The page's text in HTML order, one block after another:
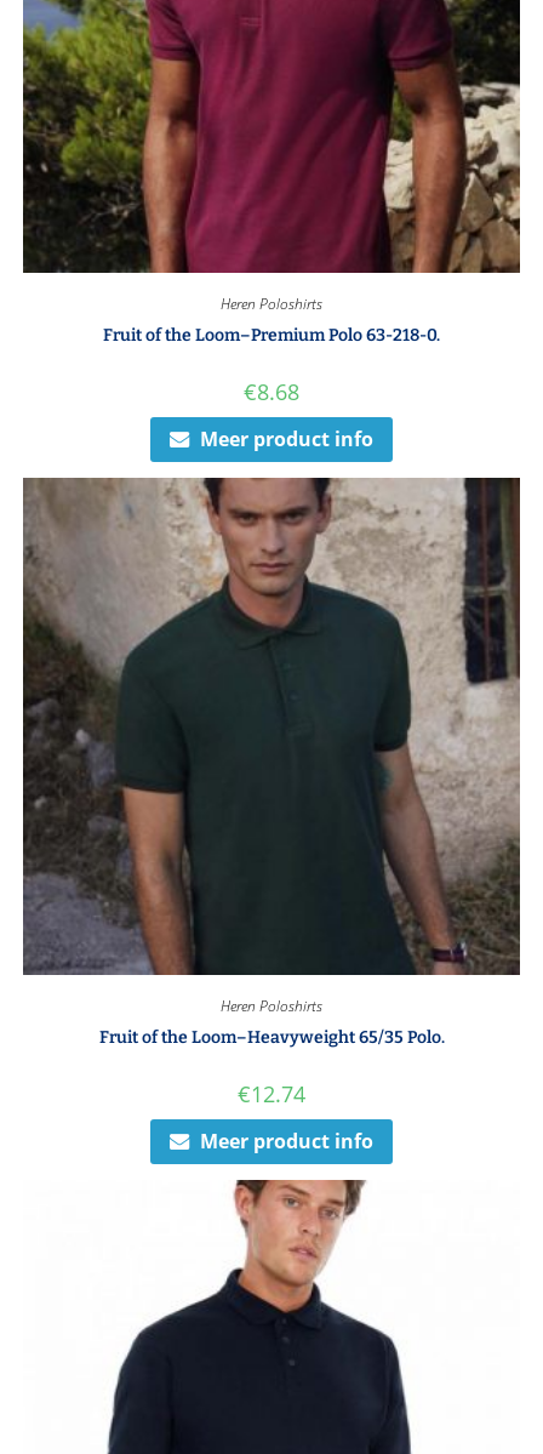
Heren Poloshirts
Fruit of the Loom–Premium Polo 63-218-0.
€8.68
Meer product info
Heren Poloshirts
Fruit of the Loom–Heavyweight 65/35 Polo.
€12.74
Meer product info